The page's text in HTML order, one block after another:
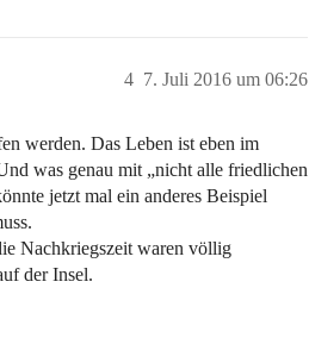
7. Juli 2016 um 06:26
4
werden. Das Leben ist eben im
was genau mit „nicht alle friedlichen
jetzt mal ein anderes Beispiel
Nachkriegszeit waren völlig
der Insel.